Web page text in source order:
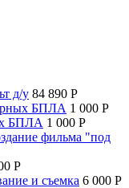
д/у 84 890 P
БПЛА 1 000 P
БПЛА 1 000 P
фильма "под
P
и съемка 6 000 P